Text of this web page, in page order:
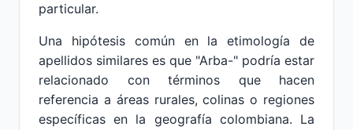
particular.
Una hipótesis común en la etimología de
apellidos similares es que "Arba-" podría estar
relacionado con términos que hacen
referencia a áreas rurales, colinas o regiones
específicas en la geografía colombiana. La